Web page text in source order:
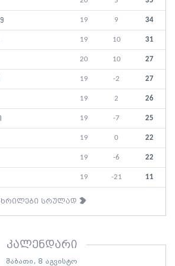
19 9 34
19 10 31
20 10 27
19 -2 27
19 2 26
19 -7 25
19 0 22
19 -6 22
19 -21 11
სრულად
კალენდარი
შაბათი, 8 აგვისტო